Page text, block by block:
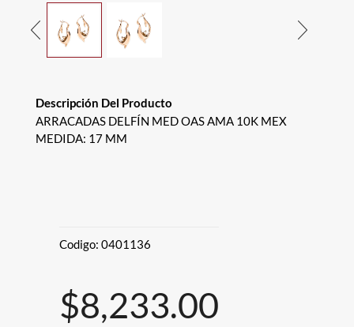
Descripción Del Producto
ARRACADAS DELFÍN MED OAS AMA 10K MEX
MEDIDA: 17 MM
Codigo: 0401136
$8,233.00